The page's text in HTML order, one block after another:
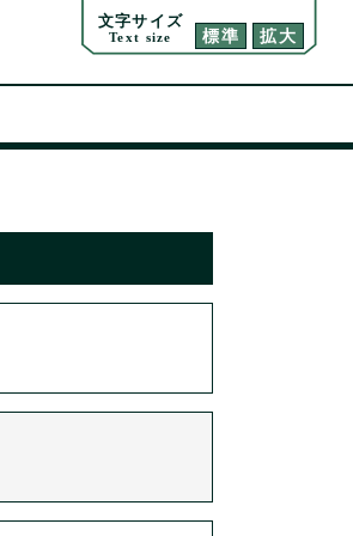
文字サイズ
Text size 標準 拡大